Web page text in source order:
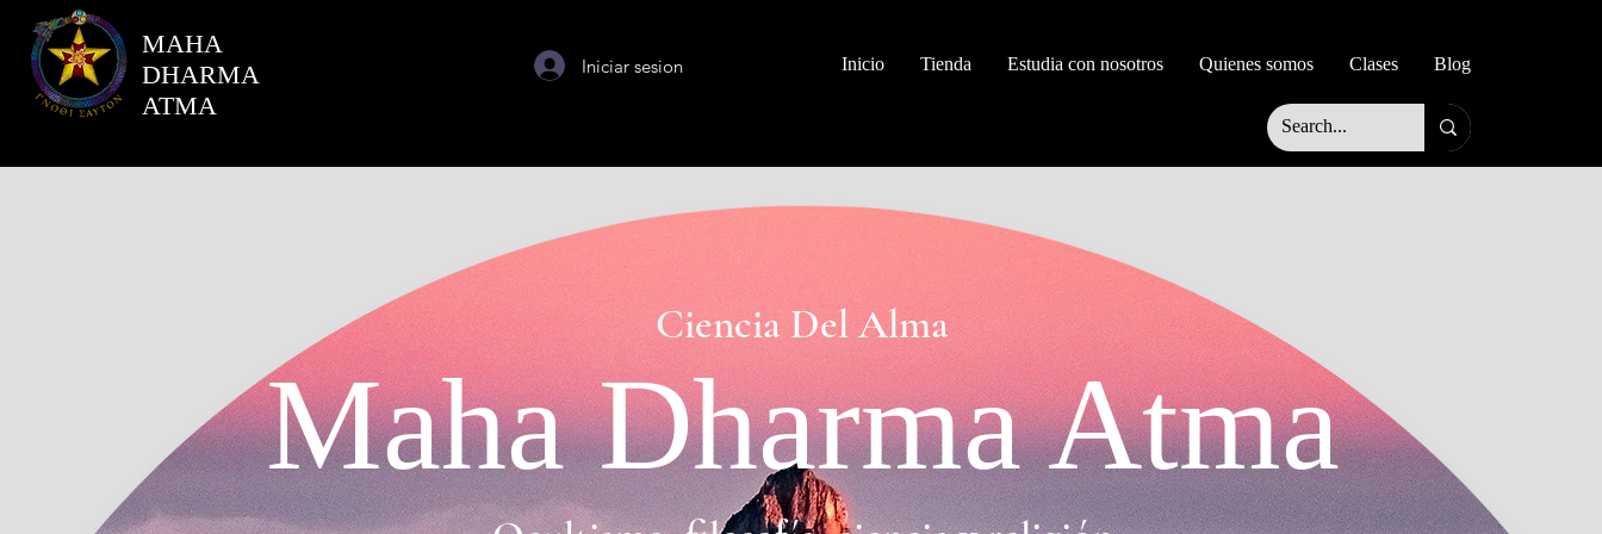
MAHA
DHARMA
ATMA
Iniciar sesion Inicio Tienda Estudia con nosotros Quienes somos Clases Blog
Ciencia Del Alma
Maha Dharma Atma